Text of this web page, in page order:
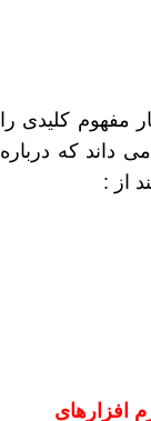
مفهوم کلیدی را
داند که درباره
از :
افزارهای